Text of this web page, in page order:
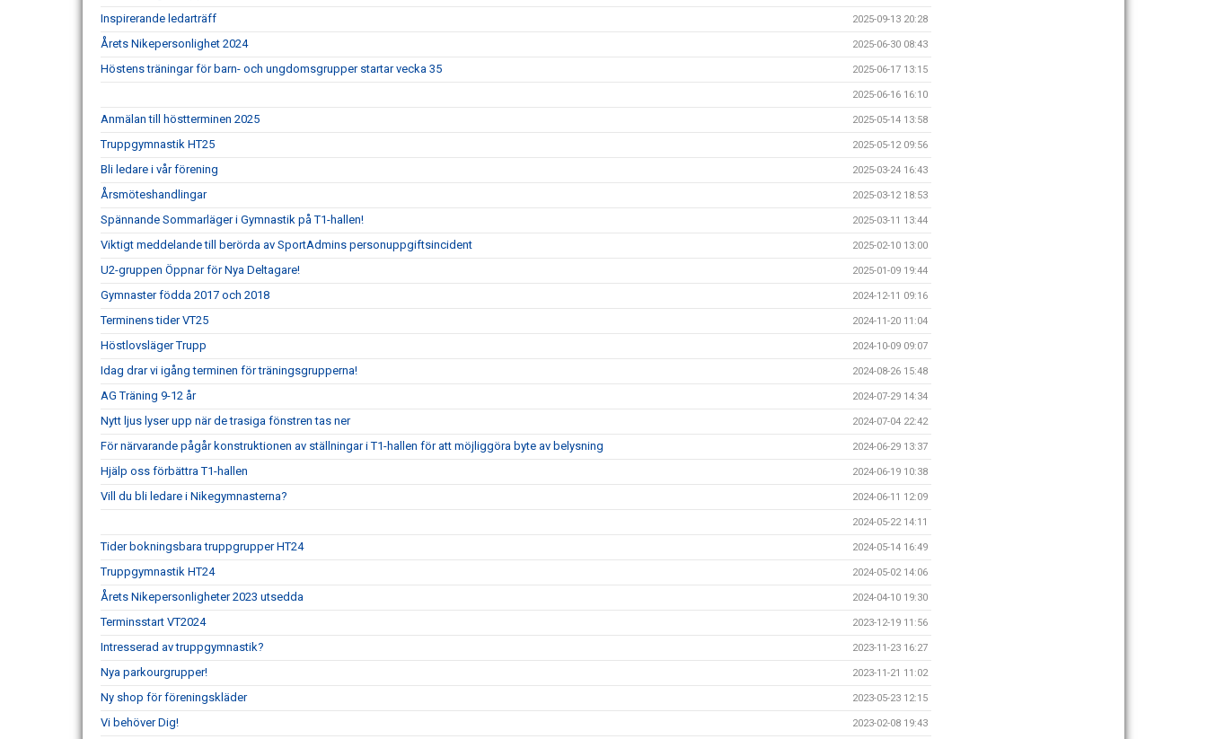
Inspirerande ledarträff 2025-09-13 20:28
Årets Nikepersonlighet 2024 2025-06-30 08:43
Höstens träningar för barn- och ungdomsgrupper startar vecka 35 2025-06-17 13:15
2025-06-16 16:10
Anmälan till höstterminen 2025 2025-05-14 13:58
Truppgymnastik HT25 2025-05-12 09:56
Bli ledare i vår förening 2025-03-24 16:43
Årsmöteshandlingar 2025-03-12 18:53
Spännande Sommarläger i Gymnastik på T1-hallen! 2025-03-11 13:44
Viktigt meddelande till berörda av SportAdmins personuppgiftsincident 2025-02-10 13:00
U2-gruppen Öppnar för Nya Deltagare! 2025-01-09 19:44
Gymnaster födda 2017 och 2018 2024-12-11 09:16
Terminens tider VT25 2024-11-20 11:04
Höstlovsläger Trupp 2024-10-09 09:07
Idag drar vi igång terminen för träningsgrupperna! 2024-08-26 15:48
AG Träning 9-12 år 2024-07-29 14:34
Nytt ljus lyser upp när de trasiga fönstren tas ner 2024-07-04 22:42
För närvarande pågår konstruktionen av ställningar i T1-hallen för att möjliggöra byte av belysning 2024-06-29 13:37
Hjälp oss förbättra T1-hallen 2024-06-19 10:38
Vill du bli ledare i Nikegymnasterna? 2024-06-11 12:09
2024-05-22 14:11
Tider bokningsbara truppgrupper HT24 2024-05-14 16:49
Truppgymnastik HT24 2024-05-02 14:06
Årets Nikepersonligheter 2023 utsedda 2024-04-10 19:30
Terminsstart VT2024 2023-12-19 11:56
Intresserad av truppgymnastik? 2023-11-23 16:27
Nya parkourgrupper! 2023-11-21 11:02
Ny shop för föreningskläder 2023-05-23 12:15
Vi behöver Dig! 2023-02-08 19:43